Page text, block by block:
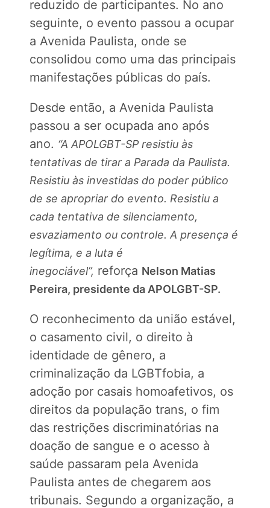
reduzido de participantes. No ano
seguinte, o evento passou a ocupar
a Avenida Paulista, onde se
consolidou como uma das principais
manifestações públicas do país.
Desde então, a Avenida Paulista
passou a ser ocupada ano após
ano. “A APOLGBT-SP resistiu às
tentativas de tirar a Parada da Paulista.
Resistiu às investidas do poder público
de se apropriar do evento. Resistiu a
cada tentativa de silenciamento,
esvaziamento ou controle. A presença é
legítima, e a luta é
inegociável”, reforça Nelson Matias
Pereira, presidente da APOLGBT-SP.
O reconhecimento da união estável,
o casamento civil, o direito à
identidade de gênero, a
criminalização da LGBTfobia, a
adoção por casais homoafetivos, os
direitos da população trans, o fim
das restrições discriminatórias na
doação de sangue e o acesso à
saúde passaram pela Avenida
Paulista antes de chegarem aos
tribunais. Segundo a organização, a